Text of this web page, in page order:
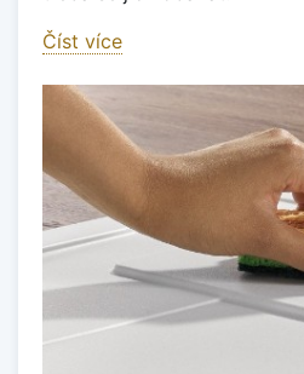
Číst více